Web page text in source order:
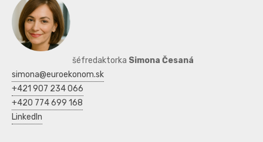
šéfredaktorka Simona Česaná
simona@euroekonom.sk
+421 907 234 066
+420 774 699 168
LinkedIn